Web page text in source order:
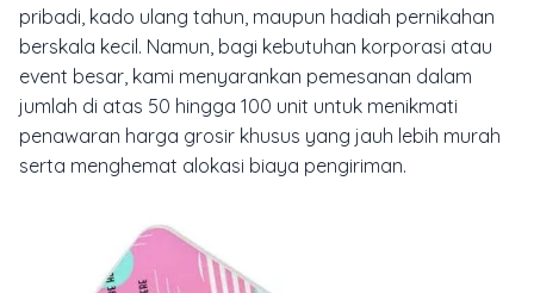
pribadi, kado ulang tahun, maupun hadiah pernikahan
berskala kecil. Namun, bagi kebutuhan korporasi atau
event besar, kami menyarankan pemesanan dalam
jumlah di atas 50 hingga 100 unit untuk menikmati
penawaran harga grosir khusus yang jauh lebih murah
serta menghemat alokasi biaya pengiriman.